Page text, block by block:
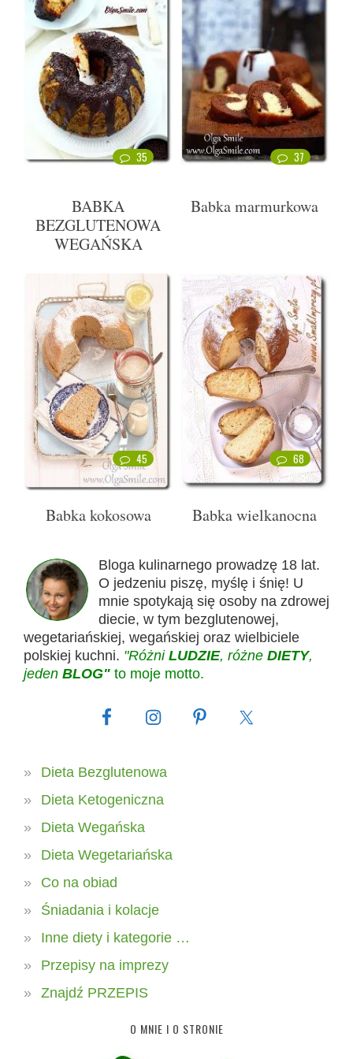
35
BABKA
BEZGLUTENOWA
WEGAŃSKA
37
Babka marmurkowa
45
Babka kokosowa
68
Babka wielkanocna
Bloga kulinarnego prowadzę 18 lat.
O jedzeniu piszę, myślę i śnię! U
mnie spotykają się osoby na zdrowej
diecie, w tym bezglutenowej,
wegetariańskiej, wegańskiej oraz wielbiciele
polskiej kuchni. "Różni LUDZIE, różne DIETY,
jeden BLOG" to moje motto.
Dieta Bezglutenowa
Dieta Ketogeniczna
Dieta Wegańska
Dieta Wegetariańska
Co na obiad
Śniadania i kolacje
Inne diety i kategorie …
Przepisy na imprezy
Znajdź PRZEPIS
O MNIE I O STRONIE